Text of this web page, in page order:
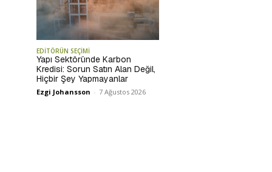
EDİTÖRÜN SEÇİMİ
Yapı Sektöründe Karbon
Kredisi: Sorun Satın Alan Değil,
Hiçbir Şey Yapmayanlar
Ezgi Johansson - 7 Ağustos 2026